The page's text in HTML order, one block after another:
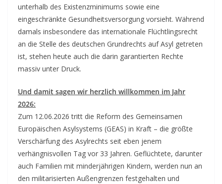
unterhalb des Existenzminimums sowie eine
eingeschränkte Gesundheitsversorgung vorsieht. Während
damals insbesondere das internationale Flüchtlingsrecht
an die Stelle des deutschen Grundrechts auf Asyl getreten
ist, stehen heute auch die darin garantierten Rechte
massiv unter Druck.
Und damit sagen wir herzlich willkommen im Jahr
2026:
Zum 12.06.2026 tritt die Reform des Gemeinsamen
Europäischen Asylsystems (GEAS) in Kraft – die größte
Verschärfung des Asylrechts seit eben jenem
verhängnisvollen Tag vor 33 Jahren. Geflüchtete, darunter
auch Familien mit minderjährigen Kindern, werden nun an
den militarisierten Außengrenzen festgehalten und